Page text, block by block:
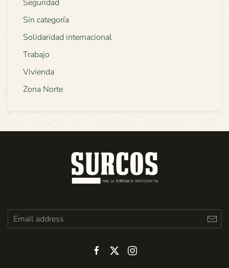
Seguridad
Sin categoría
Solidaridad internacional
Trabajo
Vivienda
Zona Norte